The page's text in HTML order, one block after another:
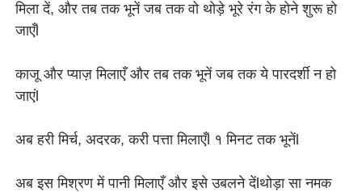
मिला दें, और तब तक भूनें जब तक वो थोड़े भूरे रंग के होने शुरू हो
जाएँl
काजू और प्याज़ मिलाएँ और तब तक भूनें जब तक ये पारदर्शी न हो
जाएंl
अब हरी मिर्च, अदरक, करी पत्ता मिलाएँl १ मिनट तक भूनेंl
अब इस मिश्रण में पानी मिलाएँ और इसे उबलने देंlथोड़ा सा नमक